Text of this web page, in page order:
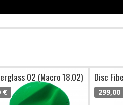
02 (Macro 18.02)
€
Disc
299,00